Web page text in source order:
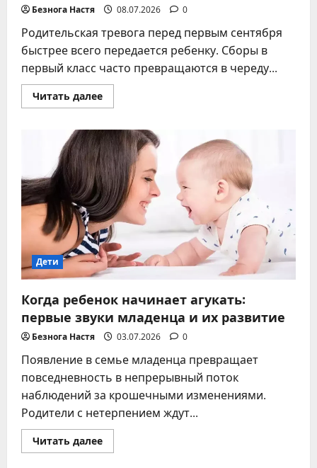
Безнога Настя 08.07.2026 0
Родительская тревога перед первым сентября
быстрее всего передается ребенку. Сборы в
первый класс часто превращаются в череду...
Читать далееПрочитать
больше
ребенка
к
школе
без
паники:
практический
гид
для
родителей
Дети
Когда ребенок начинает агукать:
первые звуки младенца и их развитие
Безнога Настя 03.07.2026 0
Появление в семье младенца превращает
повседневность в непрерывный поток
наблюдений за крошечными изменениями.
Родители с нетерпением ждут...
Читать далееПрочитать
больше